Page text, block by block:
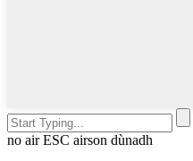
no air ESC airson dùnadh